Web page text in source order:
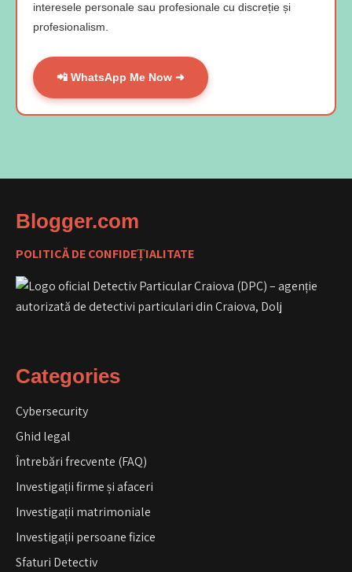
interesele personale sau profesionale cu discreție și
profesionalism.
📲 WhatsApp Me Now ➜
Blogger.com
POLITICĂ DE CONFIDEȚIALITATE
Categories
Cybersecurity
Ghid legal
Întrebări frecvente (FAQ)
Investigații firme și afaceri
Investigații matrimoniale
Investigații persoane fizice
Sfaturi Detectiv